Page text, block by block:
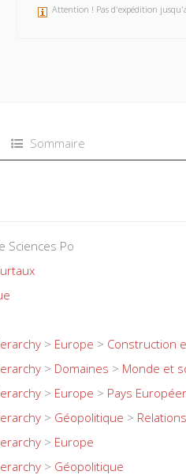
Attention ! Pas d'expédition
Sommaire
Sciences Po
> Europe > Construction
> Domaines > Monde et
> Europe > Pays
> Géopolitique >
> Europe
> Géopolitique